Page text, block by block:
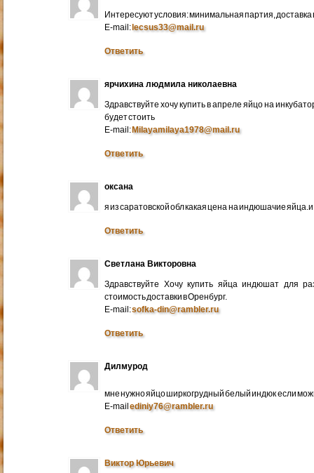
Интересуют условия: минимальная партия, доставка
E-mail:lecsus33@mail.ru
Ответить
ярчихина людмила николаевна
Здравствуйте хочу купить в апреле яйцо на
будет стоить
E-mail:Milayamilaya1978@mail.ru
Ответить
оксана
я из саратовской обл какая цена на индюшачие яйца.и
Ответить
Светлана Викторовна
Здравствуйте Хочу купить яйца индюшат для
стоимость доставки в Оренбург.
E-mail:sofka-din@rambler.ru
Ответить
Дилмурод
мне нужно яйцо ширкогрудный белый индюк если
E-mailediniy76@rambler.ru
Ответить
Виктор Юрьевич